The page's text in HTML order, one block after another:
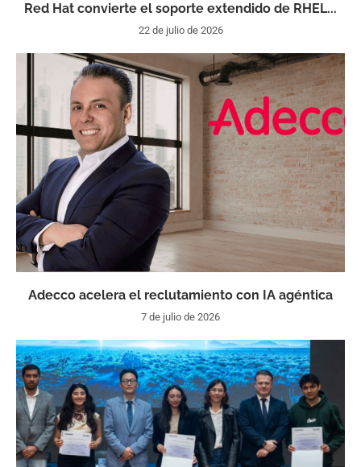
Red Hat convierte el soporte extendido de RHEL...
22 de julio de 2026
Adecco acelera el reclutamiento con IA agéntica
7 de julio de 2026